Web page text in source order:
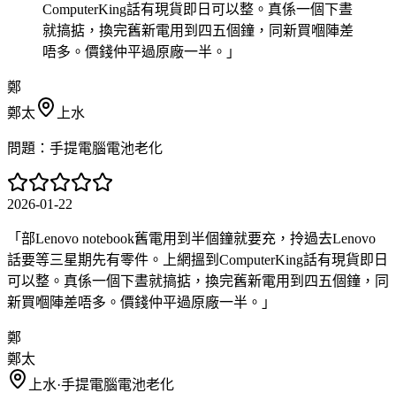
ComputerKing話有現貨即日可以整。真係一個下晝
就搞掂，換完舊新電用到四五個鐘，同新買嗰陣差
唔多。價錢仲平過原廠一半。 」
鄭
鄭太
上水
問題： 手提電腦電池老化
2026-01-22
「 部Lenovo notebook舊電用到半個鐘就要充，拎過去Lenovo
話要等三星期先有零件。上網搵到ComputerKing話有現貨即日
可以整。真係一個下晝就搞掂，換完舊新電用到四五個鐘，同
新買嗰陣差唔多。價錢仲平過原廠一半。 」
鄭
鄭太
上水·手提電腦電池老化